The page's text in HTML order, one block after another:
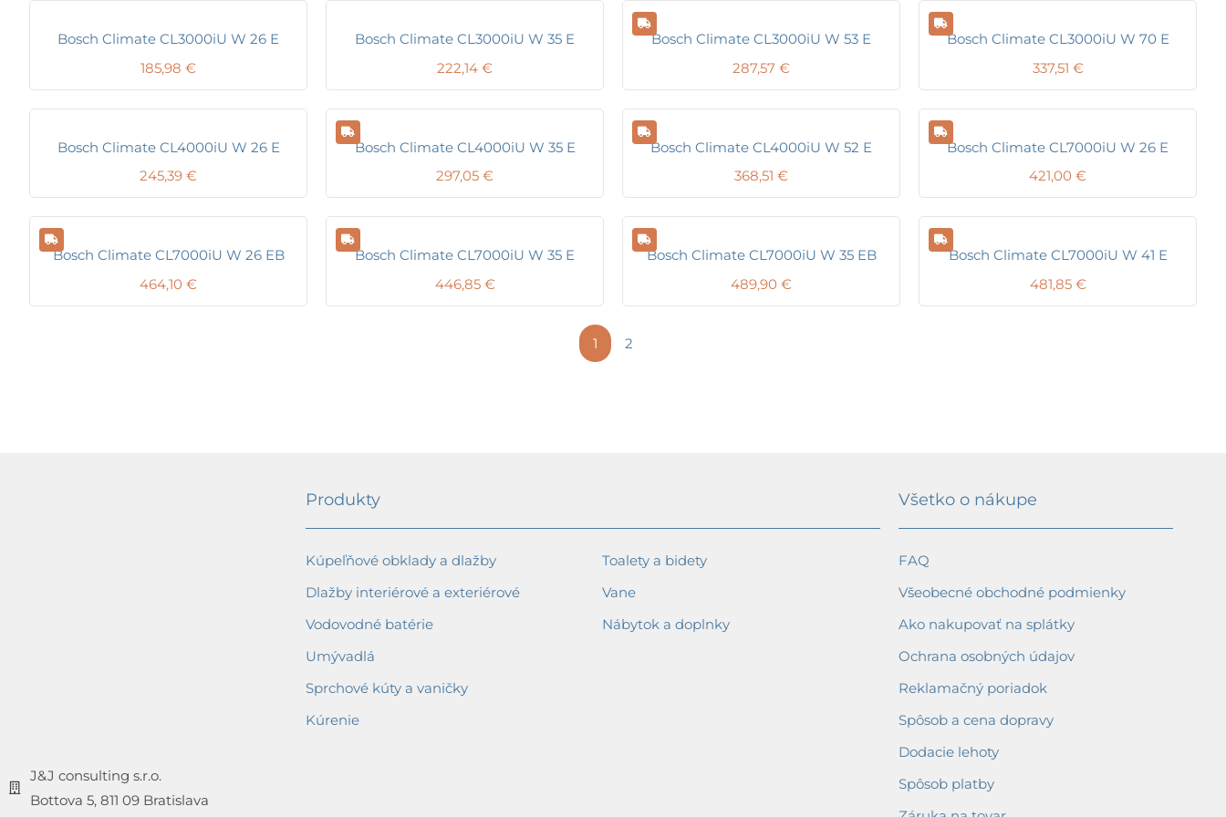
Bosch Climate CL3000iU W 26 E
185,98 €
Bosch Climate CL3000iU W 35 E
222,14 €
Bosch Climate CL3000iU W 53 E
287,57 €
Bosch Climate CL3000iU W 70 E
337,51 €
Bosch Climate CL4000iU W 26 E
245,39 €
Bosch Climate CL4000iU W 35 E
297,05 €
Bosch Climate CL4000iU W 52 E
368,51 €
Bosch Climate CL7000iU W 26 E
421,00 €
Bosch Climate CL7000iU W 26 EB
464,10 €
Bosch Climate CL7000iU W 35 E
446,85 €
Bosch Climate CL7000iU W 35 EB
489,90 €
Bosch Climate CL7000iU W 41 E
481,85 €
1 2
J&J consulting s.r.o.
Bottova 5, 811 09 Bratislava
Produkty
Kúpeľňové obklady a dlažby
Dlažby interiérové a exteriérové
Vodovodné batérie
Umývadlá
Sprchové kúty a vaničky
Kúrenie
Toalety a bidety
Vane
Nábytok a doplnky
Všetko o nákupe
FAQ
Všeobecné obchodné podmienky
Ako nakupovať na splátky
Ochrana osobných údajov
Reklamačný poriadok
Spôsob a cena dopravy
Dodacie lehoty
Spôsob platby